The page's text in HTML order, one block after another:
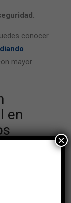
conocer
mayor
en
mejorar las
×